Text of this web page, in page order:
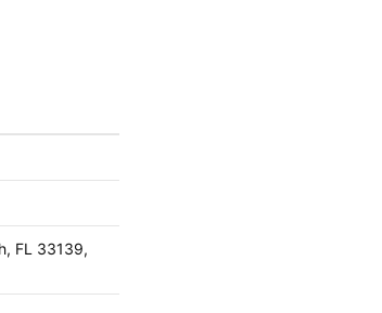
FL 33139,